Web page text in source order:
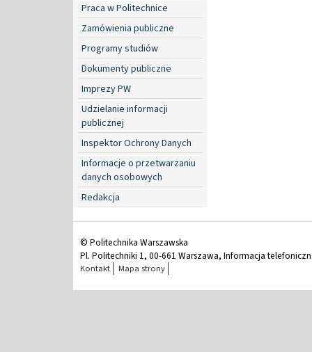
Praca w Politechnice
Zamówienia publiczne
Programy studiów
Dokumenty publiczne
Imprezy PW
Udzielanie informacji
publicznej
Inspektor Ochrony Danych
Informacje o przetwarzaniu
danych osobowych
Redakcja
© Politechnika Warszawska
Pl. Politechniki 1, 00-661 Warszawa, Informacja
Kontakt Mapa strony